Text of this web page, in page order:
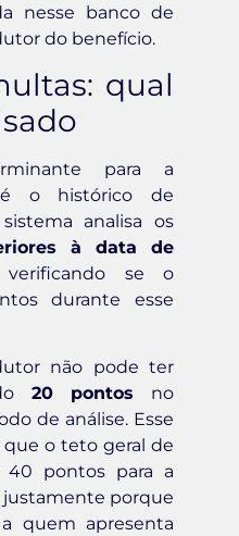
nesse banco de
do benefício.
qual
para a
é o histórico de
analisa os
à data de
se o
durante esse
não pode ter
20 pontos no
de análise. Esse
o teto geral de
pontos para a
porque
quem apresenta